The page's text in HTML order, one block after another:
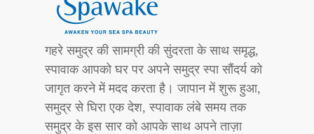
गहरे समुद्र की सामग्री की सुंदरता के साथ समृद्ध,
स्पावाक आपको घर पर अपने समुद्र स्पा सौंदर्य को
जागृत करने में मदद करता है। जापान में शुरू हुआ,
समुद्र से घिरा एक देश, स्पावाक लंबे समय तक
समुद्र के इस सार को आपके साथ अपने ताज़ा